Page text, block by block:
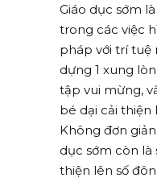
Giáo dục sớm
trong các việc
pháp với trí tuệ
dựng 1 xung
tập vui mừng,
bé dại cải thiện
Không đơn
dục sớm còn là
thiện lên số